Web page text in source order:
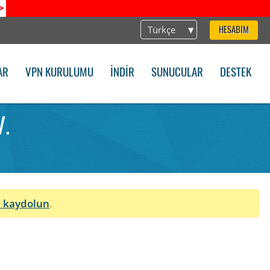
Türkçe HESABIM
VPN KURULUMU İNDIR SUNUCULAR DESTEK
kaydolun.